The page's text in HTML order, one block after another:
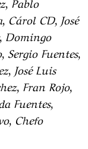
Cárol CD, José
Domingo
Fuentes,
José Luis
Fran Rojo,
Fuentes,
Chefo